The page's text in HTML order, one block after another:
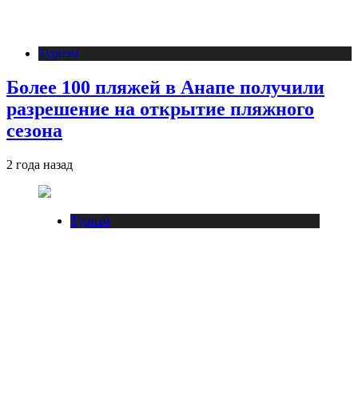
Туризм
Более 100 пляжей в Анапе получили
разрешение на открытие пляжного
сезона
2 года назад
Туризм